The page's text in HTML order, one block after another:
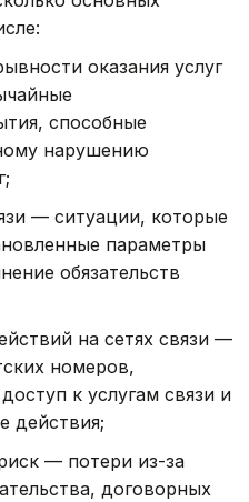
оказания услуг
способные
нарушению
— ситуации, которые
параметры
обязательств
на сетях связи —
номеров,
к услугам связи и
действия;
— потери из-за
договорных